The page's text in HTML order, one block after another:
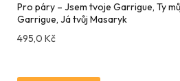
Pro páry – Jsem tvoje Garrigue, Ty
Garrigue, Já tvůj Masaryk
495,0 Kč